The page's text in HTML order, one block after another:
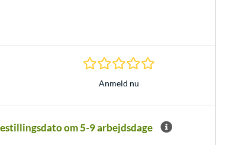
0.0 Stjerner hos 0
Anmeld nu
om 5-9 arbejdsdage